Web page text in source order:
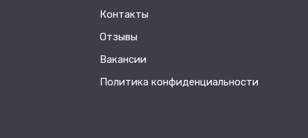
Контакты
Отзывы
Вакансии
Политика конфиденциальности